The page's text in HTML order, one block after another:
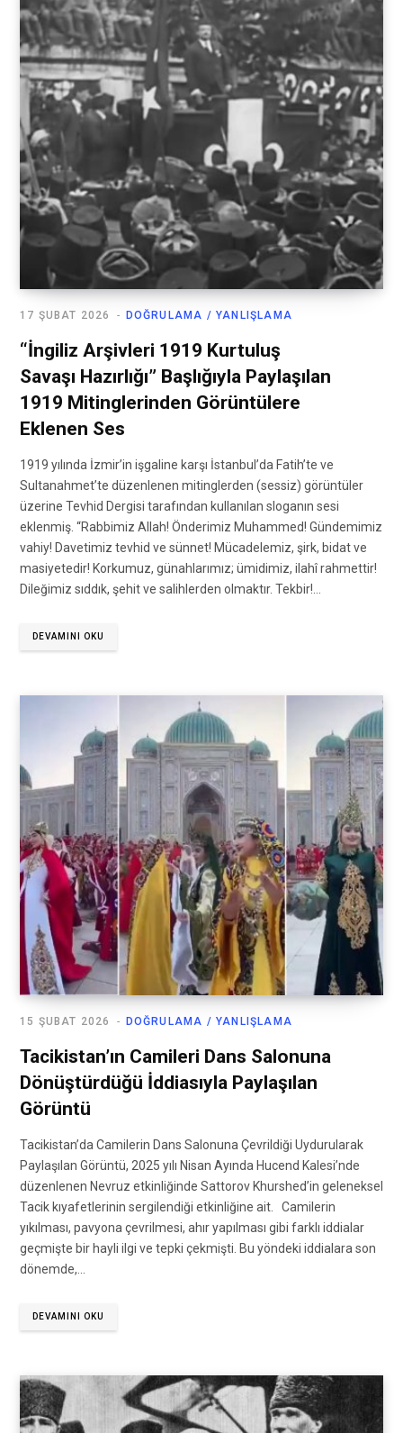
DOĞRULAMA / YANLIŞLAMA
17 ŞUBAT 2026
“İngiliz Arşivleri 1919 Kurtuluş
Savaşı Hazırlığı” Başlığıyla Paylaşılan
1919 Mitinglerinden Görüntülere
Eklenen Ses
1919 yılında İzmir’in işgaline karşı İstanbul’da Fatih’te ve
Sultanahmet’te düzenlenen mitinglerden (sessiz) görüntüler
üzerine Tevhid Dergisi tarafından kullanılan sloganın sesi
eklenmiş. “Rabbimiz Allah! Önderimiz Muhammed! Gündemimiz
vahiy! Davetimiz tevhid ve sünnet! Mücadelemiz, şirk, bidat ve
masiyetedir! Korkumuz, günahlarımız; ümidimiz, ilahî rahmettir!
Dileğimiz sıddık, şehit ve salihlerden olmaktır. Tekbir!…
DEVAMINI OKU
DOĞRULAMA / YANLIŞLAMA
15 ŞUBAT 2026
Tacikistan’ın Camileri Dans Salonuna
Dönüştürdüğü İddiasıyla Paylaşılan
Görüntü
Tacikistan’da Camilerin Dans Salonuna Çevrildiği Uydurularak
Paylaşılan Görüntü, 2025 yılı Nisan Ayında Hucend Kalesi’nde
düzenlenen Nevruz etkinliğinde Sattorov Khurshed’in geleneksel
Tacik kıyafetlerinin sergilendiği etkinliğine ait. Camilerin
yıkılması, pavyona çevrilmesi, ahır yapılması gibi farklı iddialar
geçmişte bir hayli ilgi ve tepki çekmişti. Bu yöndeki iddialara son
dönemde,…
DEVAMINI OKU